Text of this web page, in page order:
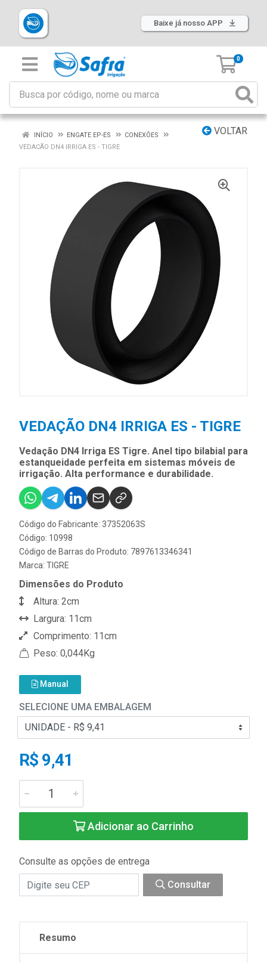
Baixe já nosso APP
0
VOLTAR
INÍCIO ENGATE EP-ES
CONEXÕES
VEDACÃO DN4 IRRIGA ES - TIGRE
VEDAÇÃO DN4 IRRIGA ES - TIGRE
Vedação DN4 Irriga ES Tigre. Anel tipo bilabial para
estanqueidade perfeita em sistemas móveis de
irrigação. Alta performance e durabilidade.
Código do Fabricante: 37352063S
Código: 10998
Código de Barras do Produto: 7897613346341
Marca: TIGRE
Dimensões do Produto
Altura: 2cm
Largura: 11cm
Comprimento: 11cm
Peso: 0,044Kg
Manual
SELECIONE UMA EMBALAGEM
R$ 9,41
Adicionar ao Carrinho
Consulte as opções de entrega
Consultar
Resumo